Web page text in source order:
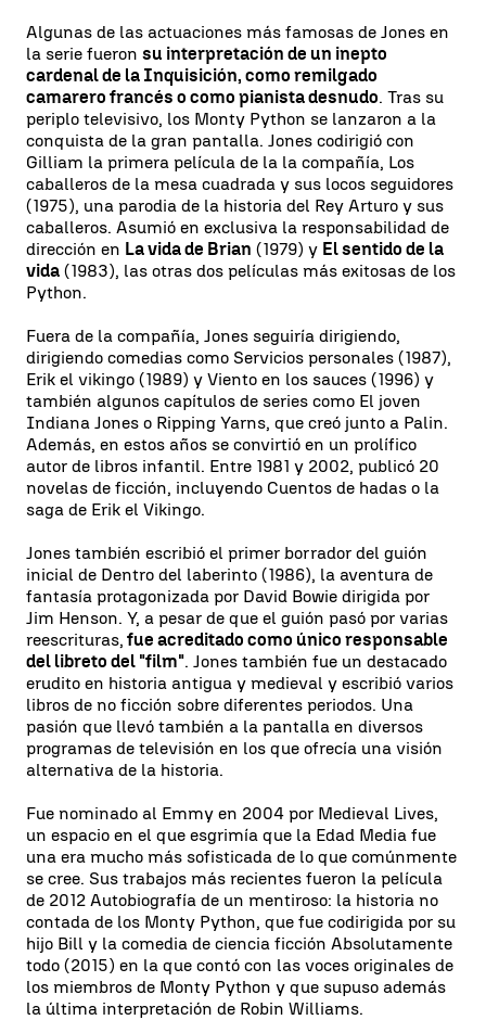
Algunas de las actuaciones más famosas de Jones en
la serie fueron su interpretación de un inepto
cardenal de la Inquisición, como remilgado
camarero francés o como pianista desnudo. Tras su
periplo televisivo, los Monty Python se lanzaron a la
conquista de la gran pantalla. Jones codirigió con
Gilliam la primera película de la la compañía, Los
caballeros de la mesa cuadrada y sus locos seguidores
(1975), una parodia de la historia del Rey Arturo y sus
caballeros. Asumió en exclusiva la responsabilidad de
dirección en La vida de Brian (1979) y El sentido de la
vida (1983), las otras dos películas más exitosas de los
Python.
Fuera de la compañía, Jones seguiría dirigiendo,
dirigiendo comedias como Servicios personales (1987),
Erik el vikingo (1989) y Viento en los sauces (1996) y
también algunos capítulos de series como El joven
Indiana Jones o Ripping Yarns, que creó junto a Palin.
Además, en estos años se convirtió en un prolífico
autor de libros infantil. Entre 1981 y 2002, publicó 20
novelas de ficción, incluyendo Cuentos de hadas o la
saga de Erik el Vikingo.
Jones también escribió el primer borrador del guión
inicial de Dentro del laberinto (1986), la aventura de
fantasía protagonizada por David Bowie dirigida por
Jim Henson. Y, a pesar de que el guión pasó por varias
reescrituras, fue acreditado como único responsable
del libreto del "film". Jones también fue un destacado
erudito en historia antigua y medieval y escribió varios
libros de no ficción sobre diferentes periodos. Una
pasión que llevó también a la pantalla en diversos
programas de televisión en los que ofrecía una visión
alternativa de la historia.
Fue nominado al Emmy en 2004 por Medieval Lives,
un espacio en el que esgrimía que la Edad Media fue
una era mucho más sofisticada de lo que comúnmente
se cree. Sus trabajos más recientes fueron la película
de 2012 Autobiografía de un mentiroso: la historia no
contada de los Monty Python, que fue codirigida por su
hijo Bill y la comedia de ciencia ficción Absolutamente
todo (2015) en la que contó con las voces originales de
los miembros de Monty Python y que supuso además
la última interpretación de Robin Williams.